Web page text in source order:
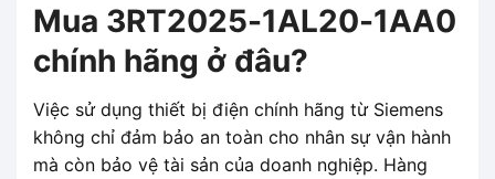
Mua 3RT2025-1AL20-1AA0
chính hãng ở đâu?
Việc sử dụng thiết bị điện chính hãng từ Siemens
không chỉ đảm bảo an toàn cho nhân sự vận hành
mà còn bảo vệ tài sản của doanh nghiệp. Hàng